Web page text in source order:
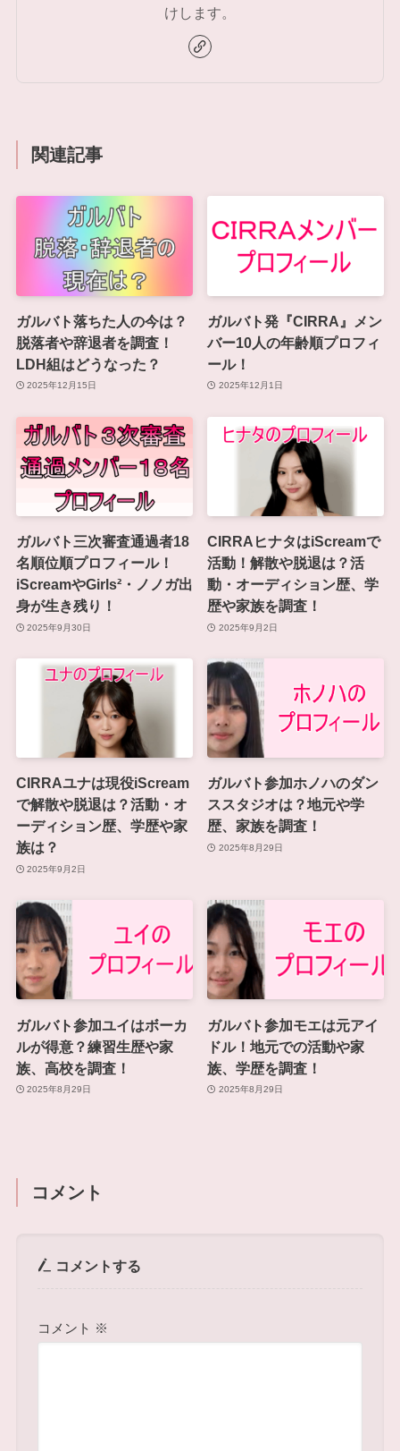
けします。
関連記事
ガルバト落ちた人の今は？
脱落者や辞退者を調査！
LDH組はどうなった？
2025年12月15日
ガルバト発『CIRRA』メン
バー10人の年齢順プロフィ
ール！
2025年12月1日
ガルバト三次審査通過者18
名順位順プロフィール！
iScreamやGirls²・ノノガ出
身が生き残り！
2025年9月30日
CIRRAヒナタはiScreamで
活動！解散や脱退は？活
動・オーディション歴、学
歴や家族を調査！
2025年9月2日
CIRRAユナは現役iScream
で解散や脱退は？活動・オ
ーディション歴、学歴や家
族は？
2025年9月2日
ガルバト参加ホノハのダン
ススタジオは？地元や学
歴、家族を調査！
2025年8月29日
ガルバト参加ユイはボーカ
ルが得意？練習生歴や家
族、高校を調査！
2025年8月29日
ガルバト参加モエは元アイ
ドル！地元での活動や家
族、学歴を調査！
2025年8月29日
コメント
コメントする
コメント ※